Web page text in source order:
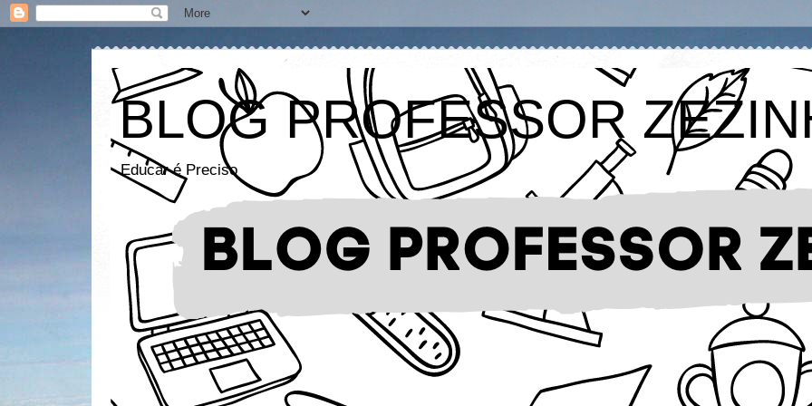
BLOG PROFESSOR
Educar é Preciso